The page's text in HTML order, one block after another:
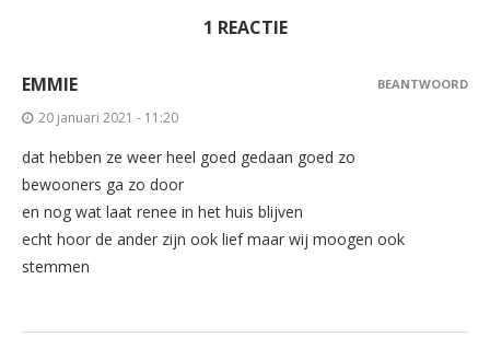
1 REACTIE
EMMIE
20 januari 2021 - 11:20
dat hebben ze weer heel goed gedaan goed zo
bewooners ga zo door
en nog wat laat renee in het huis blijven
echt hoor de ander zijn ook lief maar wij moogen ook
stemmen
BEANTWOORD